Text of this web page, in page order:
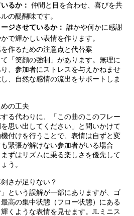
るか： 仲間と目を合わせ、喜びを共
の醍醐味です。
ジさせているか： 誰かや何かに感謝
で輝かしい表情を作ります。
作るための注意点と代替案
「笑顔の強制」があります。無理に
、参加者にストレスを与えかねませ
、自然な感情の流出をサポートしま
の工夫
る代わりに、「この曲のこのフレー
思い出してください」と問いかけて
付けを行うことで、表情は自ずと変
緊張が解けない参加者がいる場合
ずはリズムに乗る楽しさを優先して
う。
さが足りない？
」という誤解が一部にありますが、ゴ
高の集中状態（フロー状態）にある
くような表情を見せます。JLミニス